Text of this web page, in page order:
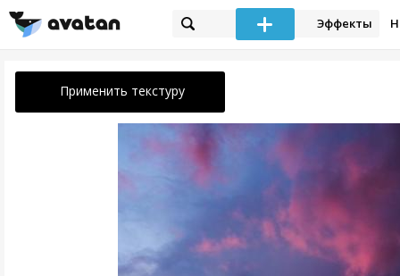
Эффекты
Применить текстуру